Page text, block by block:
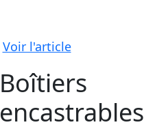
Voir l'article
Boîtiers
encastrables